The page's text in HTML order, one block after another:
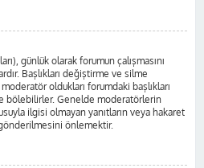
günlük olarak forumun çalışmasını
Başlıkları değiştirme ve silme
oldukları forumdaki başlıkları
bölebilirler. Genelde moderatörlerin
ilgisi olmayan yanıtların veya hakaret
önlemektir.